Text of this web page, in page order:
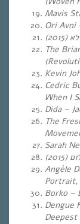
Mavis
Ori Avni
(2015
The
Kevin
Cedric
When I
Dida –
The
Sarah
(2015
Angèle
Portrait,
Borko –
Dengue
Deepest